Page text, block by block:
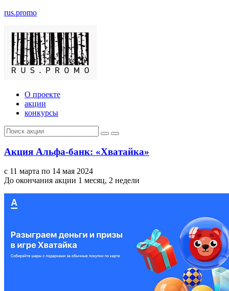
rus.promo
О проекте
акции
конкурсы
Акция Альфа-банк: «Хватайка»
с 11 марта по 14 мая 2024
До окончания акции 1 месяц, 2 недели